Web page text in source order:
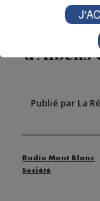
Gilets
d'Albens
Publié par La
Radio Mont Blanc
Société